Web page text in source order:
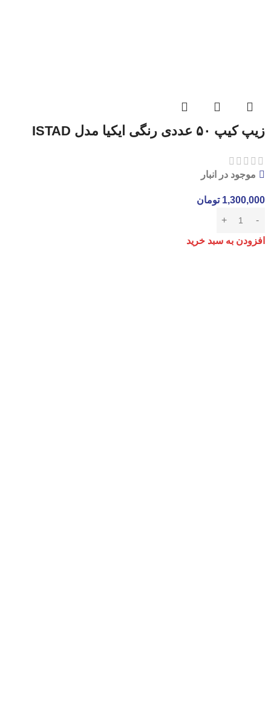
زیپ کیپ ۵۰ عددی رنگی ایکیا مدل ISTAD
موجود در انبار
1,300,000 تومان
افزودن به سبد خرید